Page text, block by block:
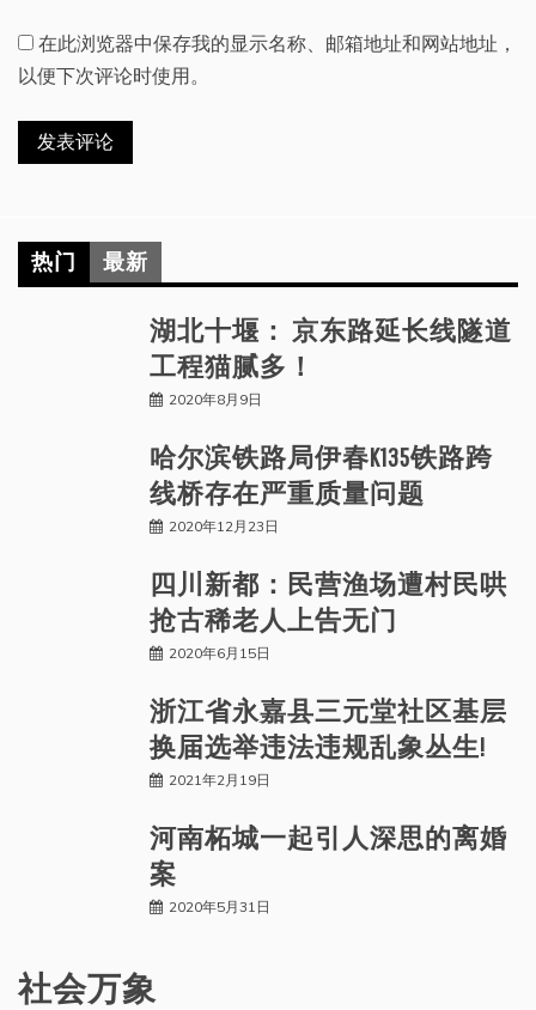
在此浏览器中保存我的显示名称、邮箱地址和网站地址，
以便下次评论时使用。
热门 最新
湖北十堰： 京东路延长线隧道
工程猫腻多！
2020年8月9日
哈尔滨铁路局伊春K135铁路跨
线桥存在严重质量问题
2020年12月23日
四川新都：民营渔场遭村民哄
抢古稀老人上告无门
2020年6月15日
浙江省永嘉县三元堂社区基层
换届选举违法违规乱象丛生!
2021年2月19日
河南柘城一起引人深思的离婚
案
2020年5月31日
社会万象